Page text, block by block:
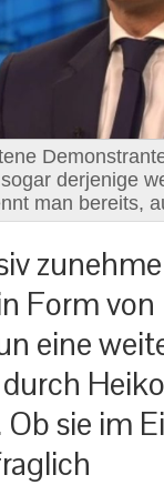
derjenige
man bereits,
Form von
eine
sie im